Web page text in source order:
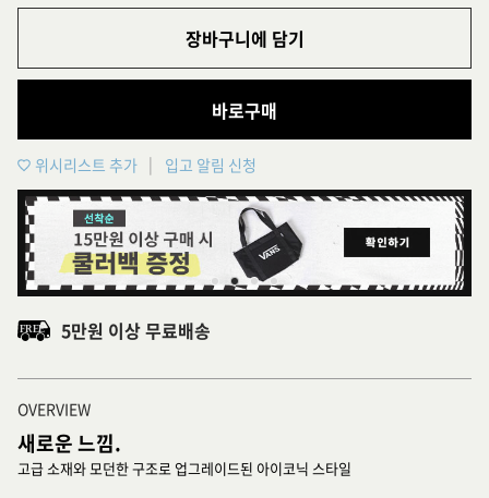
장바구니에 담기
바로구매
위시리스트 추가 입고 알림 신청
5만원 이상 무료배송
OVERVIEW
새로운 느낌.
고급 소재와 모던한 구조로 업그레이드된 아이코닉 스타일